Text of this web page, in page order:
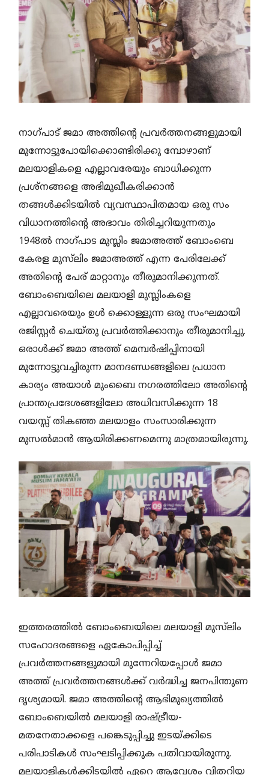
നാഗ്പാട് ജമാ അത്തിന്റെ പ്രവര്‍ത്തനങ്ങളുമായി
മുന്നോട്ടുപോയിക്കൊണ്ടിരിക്കു മ്പോഴാണ്
മലയാളികളെ എല്ലാവരേയും ബാധിക്കുന്ന
പ്രശ്‌നങ്ങളെ അഭിമുഖീകരിക്കാന്‍
തങ്ങള്‍ക്കിടയില്‍ വ്യവസ്ഥാപിതമായ ഒരു സം
വിധാനത്തിന്റെ അഭാവം തിരിച്ചറിയുന്നതും
1948ല്‍ നാഗ്പാട മുസ്ലിം ജമാഅത്ത് ബോംബെ
കേരള മുസ്‌ലിം ജമാഅത്ത് എന്ന പേരിലേക്ക്
അതിന്റെ പേര് മാറ്റാനും തീരുമാനിക്കുന്നത്.
ബോംബെയിലെ മലയാളി മുസ്ലിംകളെ
എല്ലാവരെയും ഉള്‍ ക്കൊള്ളുന്ന ഒരു സംഘമായി
രജിസ്റ്റര്‍ ചെയ്തു പ്രവര്‍ത്തിക്കാനും തീരുമാനിച്ചു.
ഒരാള്‍ക്ക് ജമാ അത്ത് മെമ്പര്‍ഷിപ്പിനായി
മുന്നോട്ടുവച്ചിരുന്ന മാനദണ്ഡങ്ങളിലെ പ്രധാന
കാര്യം അയാള്‍ മുംബൈ നഗരത്തിലോ അതിന്റെ
പ്രാന്തപ്രദേശങ്ങളിലോ അധിവസിക്കുന്ന 18
വയസ്സ് തികഞ്ഞ മലയാളം സംസാരിക്കുന്ന
മുസല്‍മാന്‍ ആയിരിക്കണമെന്നു മാത്രമായിരുന്നു.
ഇത്തരത്തില്‍ ബോംബെയിലെ മലയാളി മുസ്‌ലിം
സഹോദരങ്ങളെ ഏകോപിപ്പിച്ച്
പ്രവര്‍ത്തനങ്ങളുമായി മുന്നേറിയപ്പോള്‍ ജമാ
അത്ത് പ്രവര്‍ത്തനങ്ങള്‍ക്ക് വര്‍ദ്ധിച്ച ജനപിന്തുണ
ദൃശ്യമായി. ജമാ അത്തിന്റെ ആഭിമുഖ്യത്തില്‍
ബോംബെയില്‍ മലയാളി രാഷ്ട്രീയ-
മതനേതാക്കളെ പങ്കെടുപ്പിച്ചു ഇടയ്ക്കിടെ
പരിപാടികള്‍ സംഘടിപ്പിക്കുക പതിവായിരുന്നു.
മലയാളികള്‍ക്കിടയില്‍ ഏറെ ആവേശം വിതറിയ